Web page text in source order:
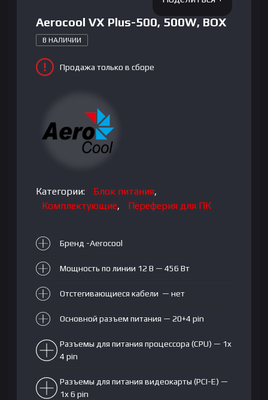
Aerocool VX Plus-500, 500W, BOX
В НАЛИЧИИ
Продажа только в сборе
Категории: Блок питания,
Комплектующие, Переферия для ПК
Бренд -Aerocool
Мощность по линии 12 В — 456 Вт
Отстегивающиеся кабели — нет
Основной разъем питания — 20+4 pin
Разъемы для питания процессора (CPU) — 1x
4 pin
Разъемы для питания видеокарты (PCI-E) —
1x 6 pin